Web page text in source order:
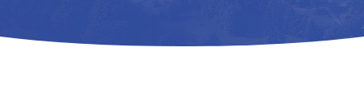
PRO TURISTY
úřad Doubrava